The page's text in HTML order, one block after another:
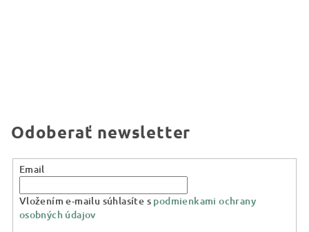
Odoberať newsletter
Email
Vložením e-mailu súhlasíte s podmienkami ochrany
osobných údajov